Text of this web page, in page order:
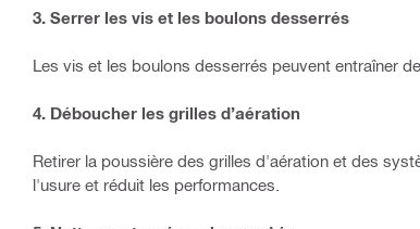
3. Serrer les vis et les boulons desserrés
Les vis et les boulons desserrés peuvent entraîner
4. Déboucher les grilles d’aération
Retirer la poussière des grilles d'aération et des
l'usure et réduit les performances.